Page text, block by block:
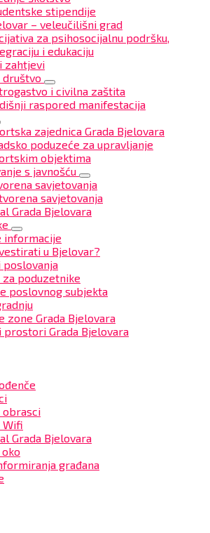
stipendije
– veleučilišni grad
za psihosocijalnu podršku,
i edukaciju
zahtjevi
društvo
i civilna zaštita
raspored manifestacija
zajednica Grada Bjelovara
poduzeće za upravljanje
objektima
s javnošću
savjetovanja
savjetovanja
Grada Bjelovara
informacije
u Bjelovar?
poslovanja
za poduzetnike
poslovnog subjekta
zone Grada Bjelovara
prostori Grada Bjelovara
obrasci
Wifi
Grada Bjelovara
građana